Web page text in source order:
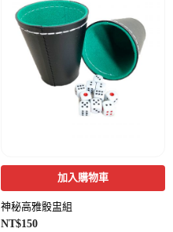
加入購物車
神秘高雅骰盅組
NT$150